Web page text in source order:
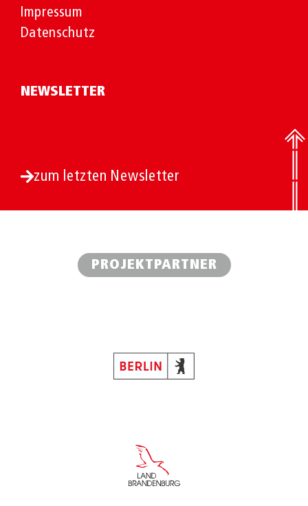
Impressum
Datenschutz
NEWSLETTER
zum letzten Newsletter
PROJEKTPARTNER